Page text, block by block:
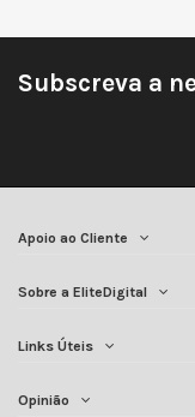
Subscreva a
Apoio ao Cliente
Sobre a EliteDigital
Links Úteis
Opinião